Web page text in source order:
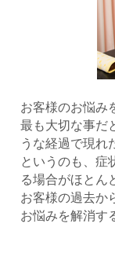
お客様のお悩み
最も大切な事だ
うな経過で現れ
というのも、症
る場合がほとん
お客様の過去か
お悩みを解消す